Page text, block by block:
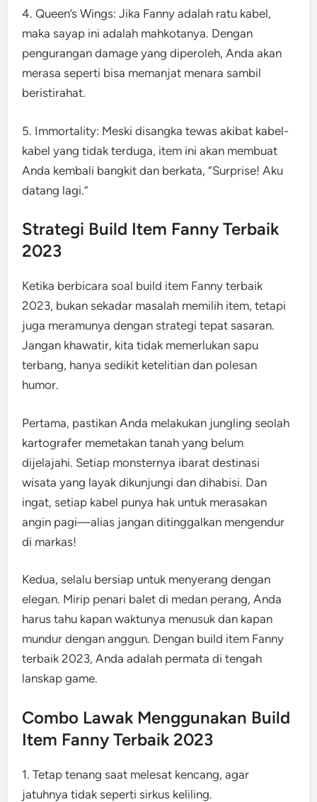
4. Queen’s Wings: Jika Fanny adalah ratu kabel,
maka sayap ini adalah mahkotanya. Dengan
pengurangan damage yang diperoleh, Anda akan
merasa seperti bisa memanjat menara sambil
beristirahat.
5. Immortality: Meski disangka tewas akibat kabel-
kabel yang tidak terduga, item ini akan membuat
Anda kembali bangkit dan berkata, “Surprise! Aku
datang lagi.”
Strategi Build Item Fanny Terbaik
2023
Ketika berbicara soal build item Fanny terbaik
2023, bukan sekadar masalah memilih item, tetapi
juga meramunya dengan strategi tepat sasaran.
Jangan khawatir, kita tidak memerlukan sapu
terbang, hanya sedikit ketelitian dan polesan
humor.
Pertama, pastikan Anda melakukan jungling seolah
kartografer memetakan tanah yang belum
dijelajahi. Setiap monsternya ibarat destinasi
wisata yang layak dikunjungi dan dihabisi. Dan
ingat, setiap kabel punya hak untuk merasakan
angin pagi—alias jangan ditinggalkan mengendur
di markas!
Kedua, selalu bersiap untuk menyerang dengan
elegan. Mirip penari balet di medan perang, Anda
harus tahu kapan waktunya menusuk dan kapan
mundur dengan anggun. Dengan build item Fanny
terbaik 2023, Anda adalah permata di tengah
lanskap game.
Combo Lawak Menggunakan Build
Item Fanny Terbaik 2023
1. Tetap tenang saat melesat kencang, agar
jatuhnya tidak seperti sirkus keliling.